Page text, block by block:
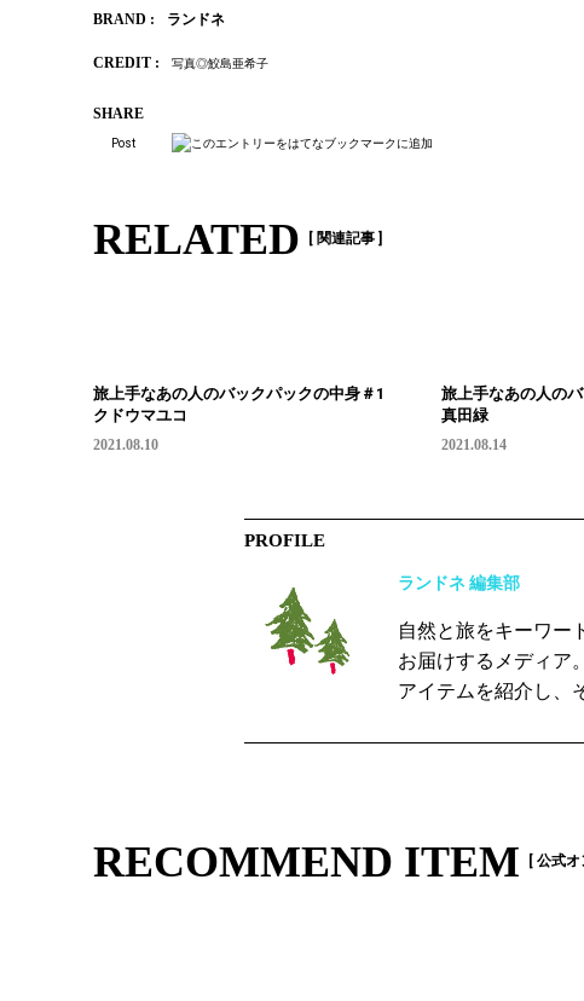
BRAND : ランドネ
CREDIT : 写真◎鮫島亜希子
SHARE
Post
RELATED [ 関連記事 ]
旅上手なあの人のバックパックの中身＃1
クドウマユコ
2021.08.10
旅上手なあの人の
真田緑
2021.08.14
PROFILE
ランドネ 編集部
自然と旅をキーワー
お届けするメディア
アイテムを紹介し、
RECOMMEND ITEM [ 公式